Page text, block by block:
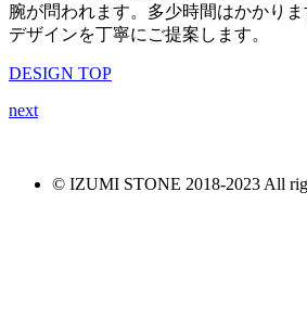
腕が問われます。多少時間はかかり
デザインを丁寧にご提案します。
DESIGN TOP
next
© IZUMI STONE 2018-2023 All